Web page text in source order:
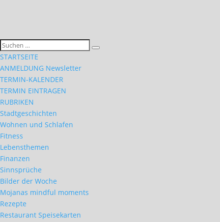
STARTSEITE
ANMELDUNG Newsletter
TERMIN-KALENDER
TERMIN EINTRAGEN
RUBRIKEN
Stadtgeschichten
Wohnen und Schlafen
Fitness
Lebensthemen
Finanzen
Sinnsprüche
Bilder der Woche
Mojanas mindful moments
Rezepte
Restaurant Speisekarten